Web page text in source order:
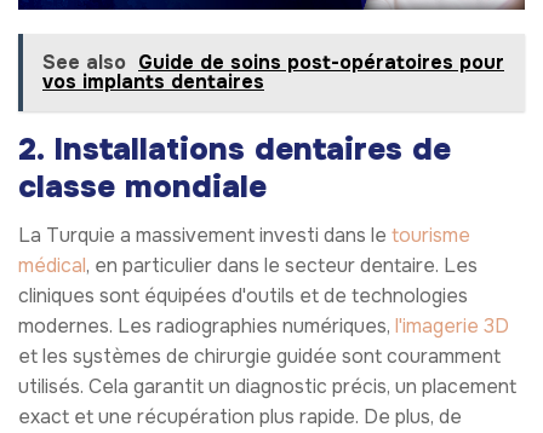
See also Guide de soins post-opératoires pour
vos implants dentaires
2. Installations dentaires de
classe mondiale
La Turquie a massivement investi dans le tourisme
médical, en particulier dans le secteur dentaire. Les
cliniques sont équipées d'outils et de technologies
modernes. Les radiographies numériques, l'imagerie 3D
et les systèmes de chirurgie guidée sont couramment
utilisés. Cela garantit un diagnostic précis, un placement
exact et une récupération plus rapide. De plus, de